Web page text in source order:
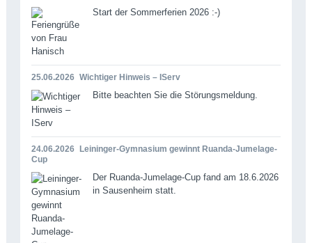
Start der Sommerferien 2026 :-)
25.06.2026 Wichtiger Hinweis – IServ
Bitte beachten Sie die Störungsmeldung.
24.06.2026 Leininger-Gymnasium gewinnt Ruanda-Jumelage-
Cup
Der Ruanda-Jumelage-Cup fand am 18.6.2026
in Sausenheim statt.